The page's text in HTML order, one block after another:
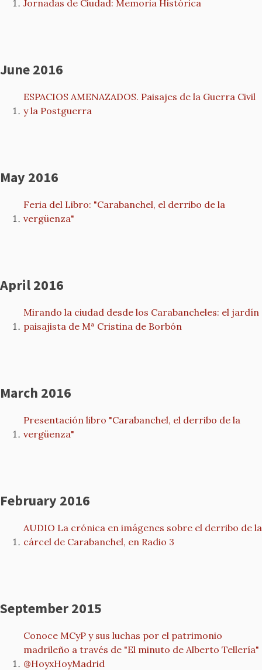
Jornadas de Ciudad: Memoria Histórica
June 2016
ESPACIOS AMENAZADOS. Paisajes de la Guerra Civil
y la Postguerra
May 2016
Feria del Libro: "Carabanchel, el derribo de la
vergüenza"
April 2016
Mirando la ciudad desde los Carabancheles: el jardín
paisajista de Mª Cristina de Borbón
March 2016
Presentación libro "Carabanchel, el derribo de la
vergüenza"
February 2016
AUDIO La crónica en imágenes sobre el derribo de la
cárcel de Carabanchel, en Radio 3
September 2015
Conoce MCyP y sus luchas por el patrimonio
madrileño a través de "El minuto de Alberto Tellería"
@HoyxHoyMadrid